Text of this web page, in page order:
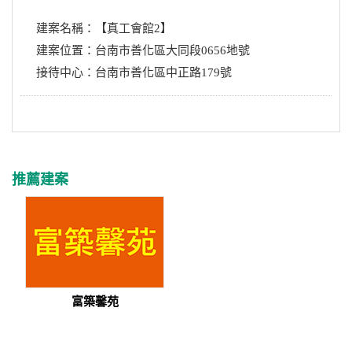
建案名稱：【真工會館2】
建案位置：台南市善化區大同段0656地號
接待中心：台南市善化區中正路179號
推薦建案
富築馨苑